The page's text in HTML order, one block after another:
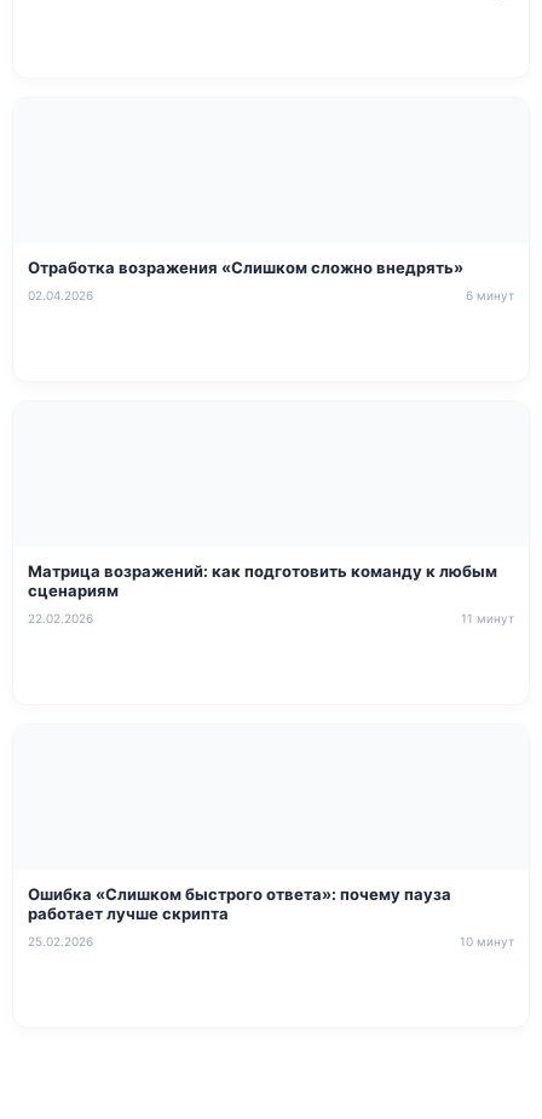
Отработка возражения «Слишком сложно внедрять»
02.04.2026 6 минут
Матрица возражений: как подготовить команду к любым
сценариям
22.02.2026 11 минут
Ошибка «Слишком быстрого ответа»: почему пауза
работает лучше скрипта
25.02.2026 10 минут